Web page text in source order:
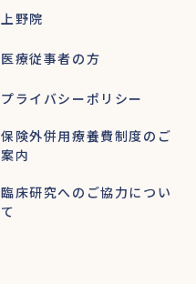
上野院
医療従事者の方
プライバシーポリシー
保険外併用療養費制度のご
案内
臨床研究へのご協力につい
て